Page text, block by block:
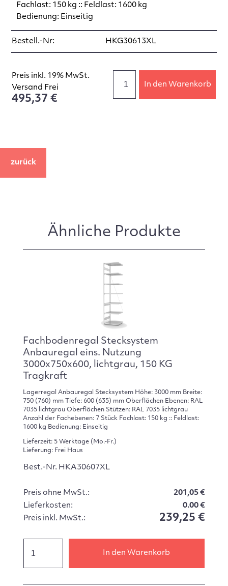
Fachlast: 150 kg :: Feldlast: 1600 kg
Bedienung: Einseitig
Bestell.-Nr: HKG30613XL
Preis inkl. 19% MwSt.
Versand Frei
495,37 €
In den Warenkorb
zurück
Ähnliche Produkte
Fachbodenregal Stecksystem
Anbauregal eins. Nutzung
3000x750x600, lichtgrau, 150 KG
Tragkraft
Lagerregal Anbauregal Stecksystem Höhe: 3000 mm Breite:
750 (760) mm Tiefe: 600 (635) mm Oberflächen Ebenen: RAL
7035 lichtgrau Oberflächen Stützen: RAL 7035 lichtgrau
Anzahl der Fachebenen: 7 Stück Fachlast: 150 kg :: Feldlast:
1600 kg Bedienung: Einseitig
Lieferzeit: 5 Werktage (Mo.-Fr.)
Lieferung: Frei Haus
Best.-Nr. HKA30607XL
Preis ohne MwSt.:
201,05 €
Lieferkosten:
0.00 €
Preis inkl. MwSt.:
239,25 €
In den Warenkorb